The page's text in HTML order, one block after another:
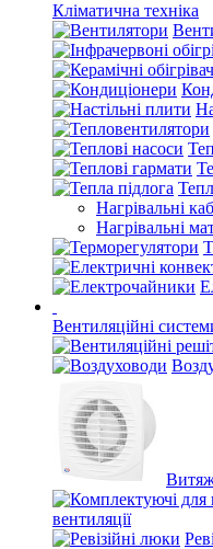
Кліматична техніка
Нагрівальні
Нагрівальні
Вентиляційні
вентиляції